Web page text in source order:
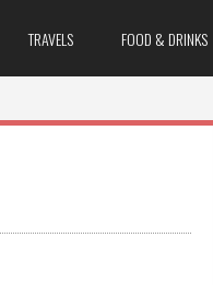
TRAVELS FOOD & DRINKS